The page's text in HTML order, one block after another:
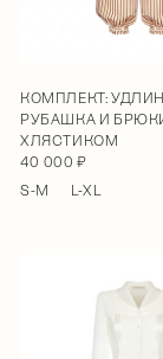
КОМПЛЕКТ:
РУБАШКА И
ХЛЯСТИКОМ
40 000 ₽
S-M
L-XL